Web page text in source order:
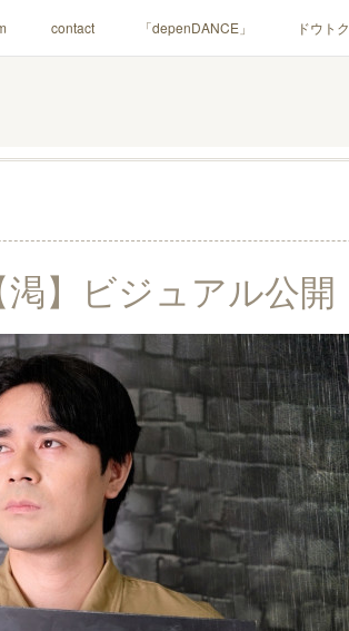
contact 「depenDANCE」 ドウトク
】ビジュアル公開